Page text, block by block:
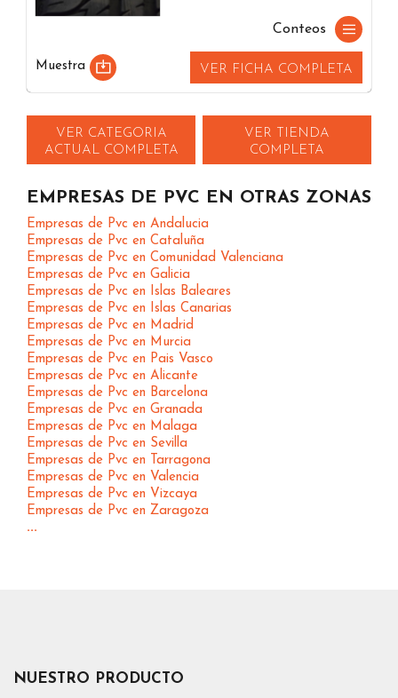
Conteos
Muestra VER FICHA COMPLETA
VER CATEGORIA
ACTUAL COMPLETA
VER TIENDA
COMPLETA
EMPRESAS DE PVC EN OTRAS ZONAS
Empresas de Pvc en Andalucia
Empresas de Pvc en Cataluña
Empresas de Pvc en Comunidad Valenciana
Empresas de Pvc en Galicia
Empresas de Pvc en Islas Baleares
Empresas de Pvc en Islas Canarias
Empresas de Pvc en Madrid
Empresas de Pvc en Murcia
Empresas de Pvc en Pais Vasco
Empresas de Pvc en Alicante
Empresas de Pvc en Barcelona
Empresas de Pvc en Granada
Empresas de Pvc en Malaga
Empresas de Pvc en Sevilla
Empresas de Pvc en Tarragona
Empresas de Pvc en Valencia
Empresas de Pvc en Vizcaya
Empresas de Pvc en Zaragoza
...
NUESTRO PRODUCTO